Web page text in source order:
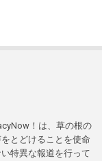
！は、草の根の
とどけることを使命
特異な報道を行って